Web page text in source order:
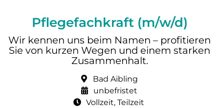
Pflegefachkraft (m/w/d)
Wir kennen uns beim Namen – profitieren
Sie von kurzen Wegen und einem starken
Zusammenhalt.
Bad Aibling
unbefristet
Vollzeit, Teilzeit